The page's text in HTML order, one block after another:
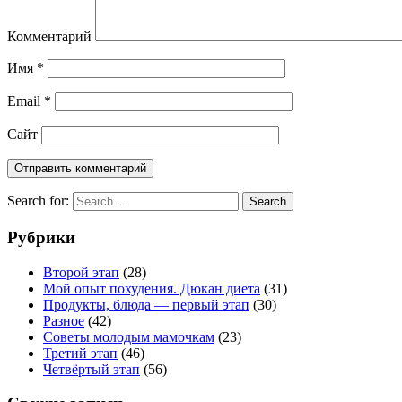
Комментарий
Имя *
Email *
Сайт
Search for: Search
Рубрики
Второй этап (28)
Мой опыт похудения. Дюкан диета (31)
Продукты, блюда — первый этап (30)
Разное (42)
Советы молодым мамочкам (23)
Третий этап (46)
Четвёртый этап (56)